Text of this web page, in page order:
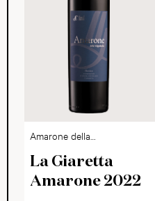
Amarone della
Valpolicella DOCG
La Giaretta
Amarone 2022